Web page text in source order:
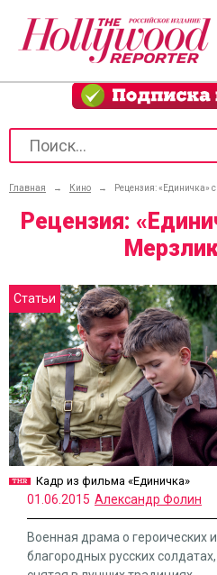
Главная → Кино → Рецензия:
Рецензия:
Статьи
Кадр из фильма «Единичка»
01.06.2015 Александр Фолин
Военная драма о героических и
благородных русских солдатах,